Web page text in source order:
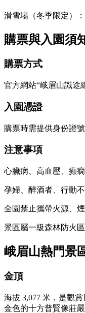
滑雪場（冬季限定）
購票與入園須
購票方式
官方網站“峨眉山識途
入園憑證
購票時需提供身份證
注意事項
心臟病、高血壓、癲
孕婦、醉酒者、行動
全園禁止攜帶火源、
景區屬一級森林防火
峨眉山熱門景
金頂
海拔 3,077 米，是觀
金色的十方普賢像莊